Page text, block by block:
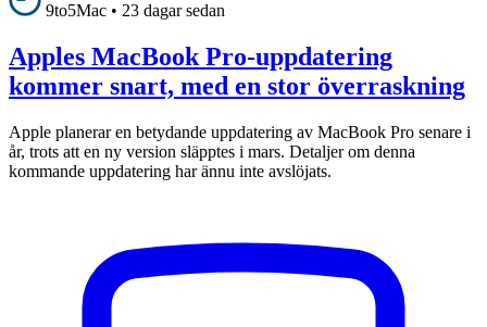
9to5Mac • 23 dagar sedan
Apples MacBook Pro-uppdatering
kommer snart, med en stor överraskning
Apple planerar en betydande uppdatering av MacBook Pro senare i
år, trots att en ny version släpptes i mars. Detaljer om denna
kommande uppdatering har ännu inte avslöjats.